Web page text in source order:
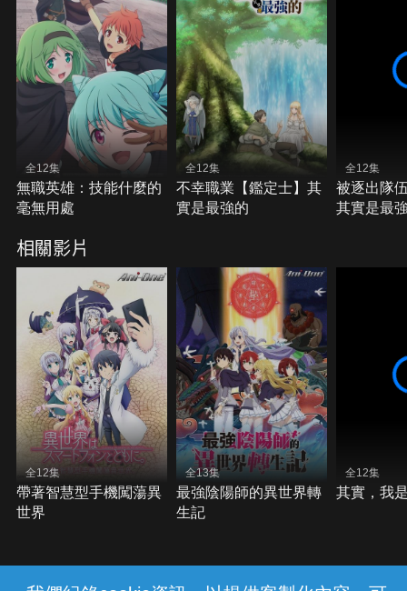
全12集
無職英雄：技能什麼的
毫無用處
全12集
不幸職業【鑑定士】其
實是最強的
全12集
被逐出隊
其實是最
相關影片
全12集
帶著智慧型手機闖蕩異
世界
全13集
最強陰陽師的異世界轉
生記
全12集
其實，我